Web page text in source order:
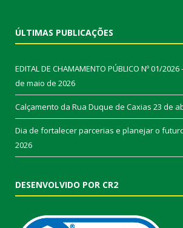
ÚLTIMAS PUBLICAÇÕES
EDITAL DE CHAMAMENTO PÚBLICO Nº 01/
de maio de 2026
Calçamento da Rua Duque de Caxias 23 de
Dia de fortalecer parcerias e planejar o
2026
DESENVOLVIDO POR CR2